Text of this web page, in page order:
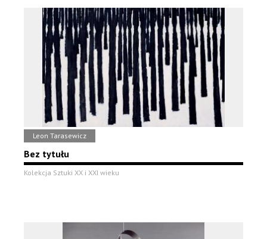
Leon Tarasewicz
Bez tytułu
Kolekcja Sztuki XX i XXI wieku